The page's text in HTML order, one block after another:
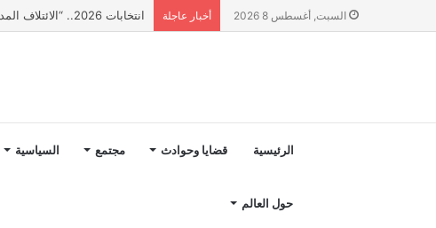
السبت, أغسطس 8 2026 أخبار عاجلة انتخابات 2026.. “الائتلاف المدني من أجل الجبل” يرفع عشرة مطالب أمام الأحزاب لإنصاف المناطق الجبلية
الرئيسية قضايا وحوادث مجتمع السياسية
حول العالم